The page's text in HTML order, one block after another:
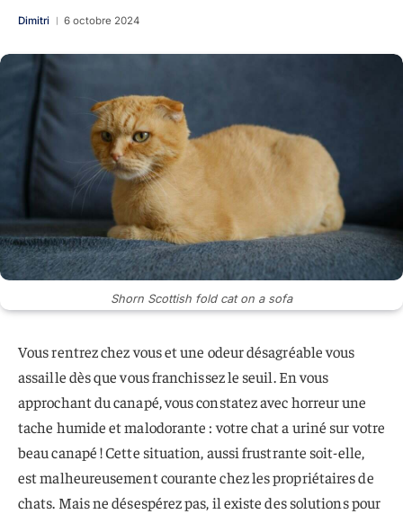
Dimitri 6 octobre 2024
Shorn Scottish fold cat on a sofa
Vous rentrez chez vous et une odeur désagréable vous
assaille dès que vous franchissez le seuil. En vous
approchant du canapé, vous constatez avec horreur une
tache humide et malodorante : votre chat a uriné sur votre
beau canapé ! Cette situation, aussi frustrante soit-elle,
est malheureusement courante chez les propriétaires de
chats. Mais ne désespérez pas, il existe des solutions pour